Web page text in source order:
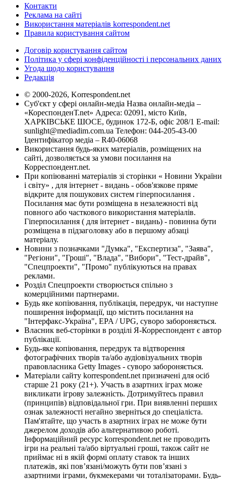
Контакти
Реклама на сайті
Використання матеріалів korrespondent.net
Правила користування сайтом
Договір користування сайтом
Політика у сфері конфіденційності і персональних даних
Угода щодо користування
Редакція
© 2000-2026, Korrespondent.net
Суб'єкт у сфері онлайн-медіа Назва онлайн-медіа –
«КореспонденТ.net» Адреса: 02091, місто Київ,
ХАРКІВСЬКЕ ШОСЕ, будинок 172-Б, офіс 208/1 E-mail:
sunlight@mediadim.com.ua Телефон: 044-205-43-00
Ідентифікатор медіа – R40-06068
Використання будь-яких матеріалів, розміщених на
сайті, дозволяється за умови посилання на
Корреспондент.net.
При копіюванні матеріалів зі сторінки « Новини України
і світу» , для інтернет - видань - обов'язкове пряме
відкрите для пошукових систем гіперпосилання .
Посилання має бути розміщена в незалежності від
повного або часткового використання матеріалів.
Гіперпосилання ( для інтернет - видань) - повинна бути
розміщена в підзаголовку або в першому абзаці
матеріалу.
Новини з позначками "Думка", "Експертиза", "Заява",
"Регіони", "Гроші", "Влада", "Вибори", "Тест-драйв",
"Спецпроекти", "Промо" публікуються на правах
реклами.
Розділ Спецпроекти створюється спільно з
комерційними партнерами.
Будь яке копіювання, публікація, передрук, чи наступне
поширення інформації, що містить посилання на
"Інтерфакс-Україна", EPA / UPG, суворо забороняється.
Власник веб-сторінки в розділі Я-Корреспондент є автор
публікації.
Будь-яке копіювання, передрук та відтворення
фотографічних творів та/або аудіовізуальних творів
правовласника Getty Images - суворо забороняється.
Матеріали сайту korrespondent.net призначені для осіб
старше 21 року (21+). Участь в азартних іграх може
викликати ігрову залежність. Дотримуйтесь правил
(принципів) відповідальної гри. При виявленні перших
ознак залежності негайно зверніться до спеціаліста.
Пам'ятайте, що участь в азартних іграх не може бути
джерелом доходів або альтернативою роботі.
Інформаційний ресурс korrespondent.net не проводить
ігри на реальні та/або віртуальні гроші, також сайт не
приймає ні в якій формі оплату ставок та інших
платежів, які пов’язані/можуть бути пов’язані з
азартними іграми, букмекерами чи тоталізаторами. Будь-